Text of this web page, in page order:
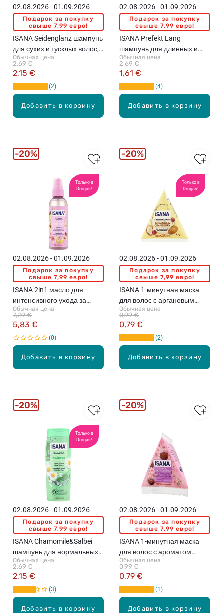
Добавить в корзину
02.08.2026 - 01.09.2026
Подарок за покупку
свыше 7,99 евро!
ISANA Seidenglanz шампунь
для сухих и тусклых волос,
300мл
Обычная цена
2,15 €
2,69 €
2
Добавить в корзину
02.08.2026 - 01.09.2026
Подарок за покупку
свыше 7,99 евро!
ISANA Prefekt Lang
шампунь для длинных и
слабых волос, 300мл
Обычная цена
1,61 €
2,69 €
4
Только в
Drogas!
Добавить в корзину
02.08.2026 - 01.09.2026
Подарок за покупку
свыше 7,99 евро!
ISANA 2in1 масло для
интенсивного ухода за
волосами, 100мл
Обычная цена
5,83 €
7,29 €
0
20%
Только в
Drogas!
Добавить в корзину
02.08.2026 - 01.09.2026
Подарок за покупку
свыше 7,99 евро!
ISANA 1-минутная маска
для волос с аргановым
маслом и экстрактом
клюквы, 25мл
Обычная цена
0,79 €
0,99 €
2
20%
Только в
Drogas!
Добавить в корзину
02.08.2026 - 01.09.2026
Подарок за покупку
свыше 7,99 евро!
ISANA Chamomile&Salbei
шампунь для нормальных и
жирных волос, 300мл
Обычная цена
2,15 €
2,69 €
3
20%
Добавить в корзину
02.08.2026 - 01.09.2026
Подарок за покупку
свыше 7,99 евро!
ISANA 1-минутная маска
для волос с ароматом
цветков вишни, 25мл
Обычная цена
0,79 €
0,99 €
1
20%